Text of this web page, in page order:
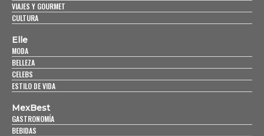
VIAJES Y GOURMET
CULTURA
Elle
MODA
BELLEZA
CELEBS
ESTILO DE VIDA
MexBest
GASTRONOMÍA
BEBIDAS